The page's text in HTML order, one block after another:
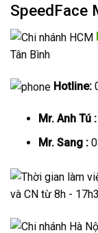
SpeedFace
Tân Bình
Hotline:
Mr. Anh Tú :
Mr. Sang :
và CN từ 8h -